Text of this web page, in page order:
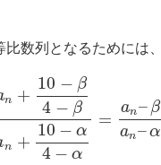
比数列となるためには、
n +
10 − β
4 − β
n +
10 − α
4 − α
=
an– β
an–α